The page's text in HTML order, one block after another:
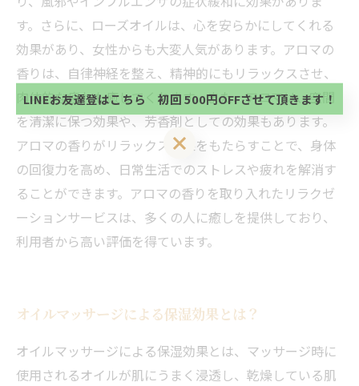
す。さらに、ローズオイルは、心を安らかにしてくれる
効果があり、女性からも大変人気があります。アロマの
香りは、自律神経を整え、精神的にもリラックスさせ、
肉体的な疲れも癒してくれます。また、アロマは、空間
を清潔に保つ効果や、芳香剤としての効果もあります。
アロマの香りがリラックス効果をもたらすことで、身体
の回復力を高め、日常生活でのストレスや疲れを解消す
ることができます。アロマの香りを取り入れたリラクゼ
ーションサービスは、多くの人に癒しを提供しており、
利用者から高い評価を得ています。
オイルマッサージによる保湿効果とは？
オイルマッサージによる保湿効果とは、マッサージ時に
使用されるオイルが肌にうまく浸透し、乾燥している肌
初回 500円OFFさせて頂きます。 既に 追加済の
方、不必要な方 お手数ですが、✖印でお閉じ下さ
い。
LINEお友達登はこちら 初回 500円OFFさせて頂きます！
当サロンの公式LINE@にお友達登録頂いたお客様は
方、不必要な方 お手数ですが、✖印でお閉じ下さ
い。
LINEお友達登はこちら 初回 500円OFFさせて頂きます！